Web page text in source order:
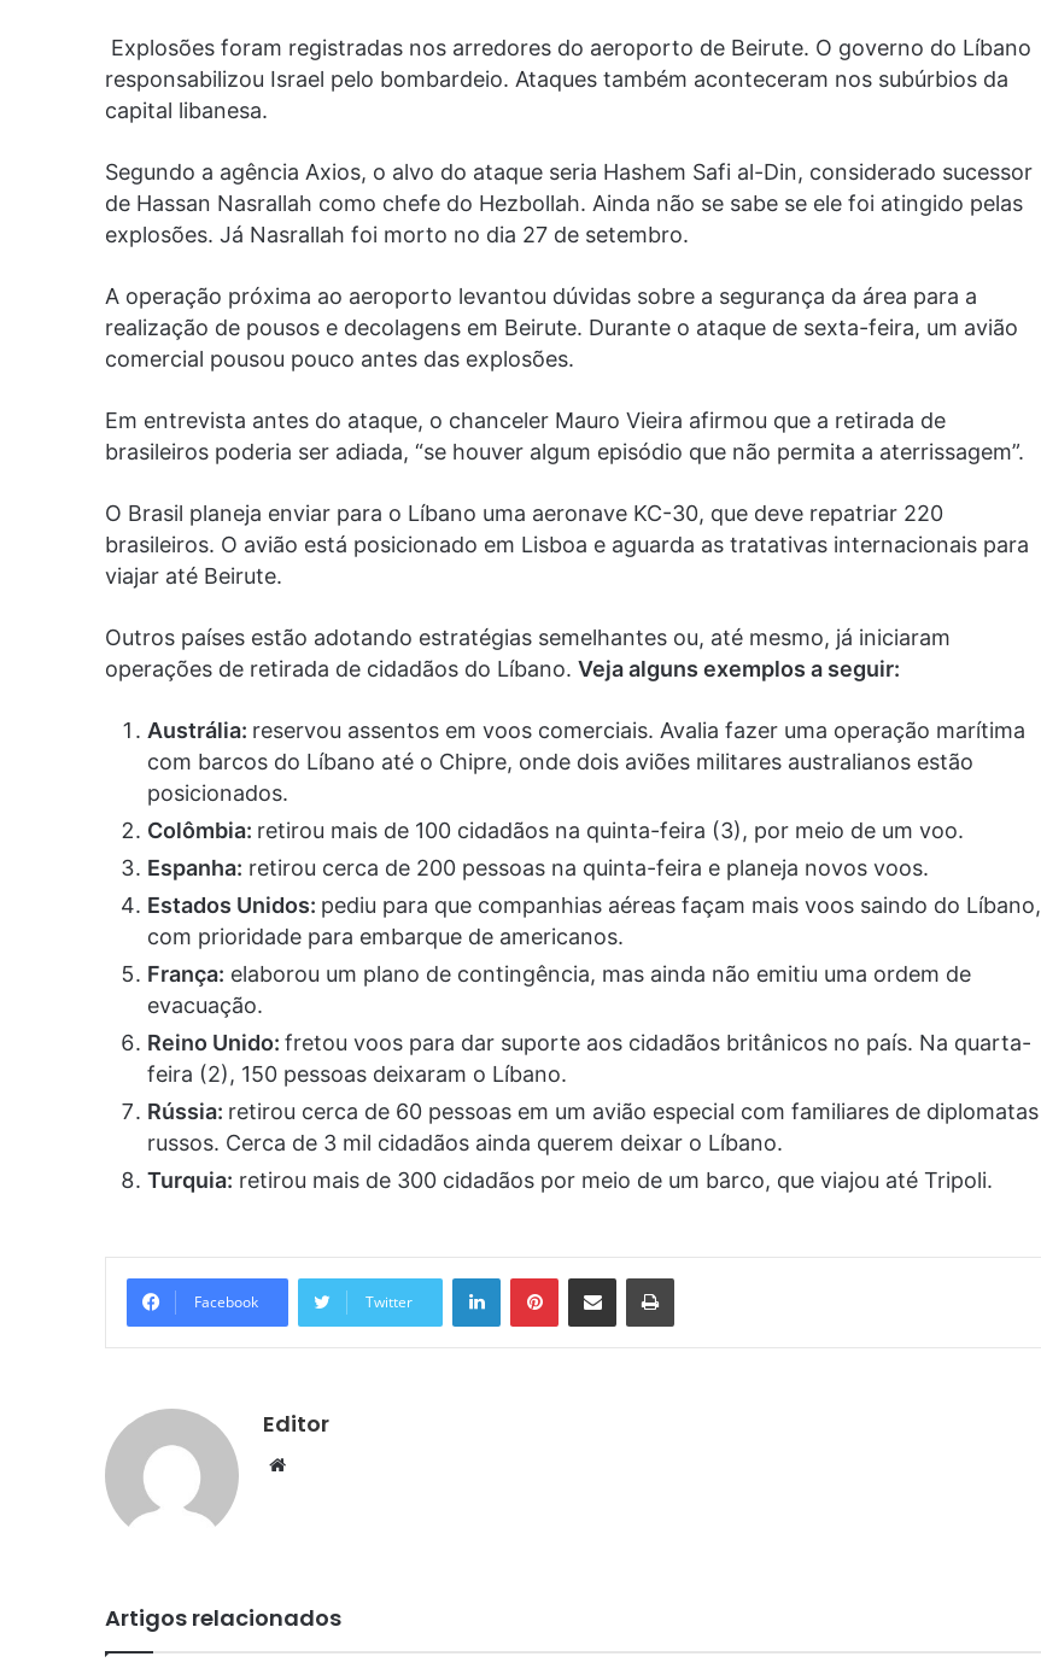
Explosões foram registradas nos arredores do aeroporto de Beirute. O governo do Líbano
responsabilizou Israel pelo bombardeio. Ataques também aconteceram nos subúrbios da
capital libanesa.
Segundo a agência Axios, o alvo do ataque seria Hashem Safi al-Din, considerado sucessor
de Hassan Nasrallah como chefe do Hezbollah. Ainda não se sabe se ele foi atingido pelas
explosões. Já Nasrallah foi morto no dia 27 de setembro.
A operação próxima ao aeroporto levantou dúvidas sobre a segurança da área para a
realização de pousos e decolagens em Beirute. Durante o ataque de sexta-feira, um avião
comercial pousou pouco antes das explosões.
Em entrevista antes do ataque, o chanceler Mauro Vieira afirmou que a retirada de
brasileiros poderia ser adiada, “se houver algum episódio que não permita a aterrissagem”.
O Brasil planeja enviar para o Líbano uma aeronave KC-30, que deve repatriar 220
brasileiros. O avião está posicionado em Lisboa e aguarda as tratativas internacionais para
viajar até Beirute.
Outros países estão adotando estratégias semelhantes ou, até mesmo, já iniciaram
operações de retirada de cidadãos do Líbano. Veja alguns exemplos a seguir:
Austrália: reservou assentos em voos comerciais. Avalia fazer uma operação marítima
com barcos do Líbano até o Chipre, onde dois aviões militares australianos estão
posicionados.
Colômbia: retirou mais de 100 cidadãos na quinta-feira (3), por meio de um voo.
Espanha: retirou cerca de 200 pessoas na quinta-feira e planeja novos voos.
Estados Unidos: pediu para que companhias aéreas façam mais voos saindo do Líbano,
com prioridade para embarque de americanos.
França: elaborou um plano de contingência, mas ainda não emitiu uma ordem de
evacuação.
Reino Unido: fretou voos para dar suporte aos cidadãos britânicos no país. Na quarta-
feira (2), 150 pessoas deixaram o Líbano.
Rússia: retirou cerca de 60 pessoas em um avião especial com familiares de diplomatas
russos. Cerca de 3 mil cidadãos ainda querem deixar o Líbano.
Turquia: retirou mais de 300 cidadãos por meio de um barco, que viajou até Tripoli.
Facebook Twitter
LinkedinPinterestCompartilhar via e-mail Imprimir
Editor
Website
Artigos relacionados